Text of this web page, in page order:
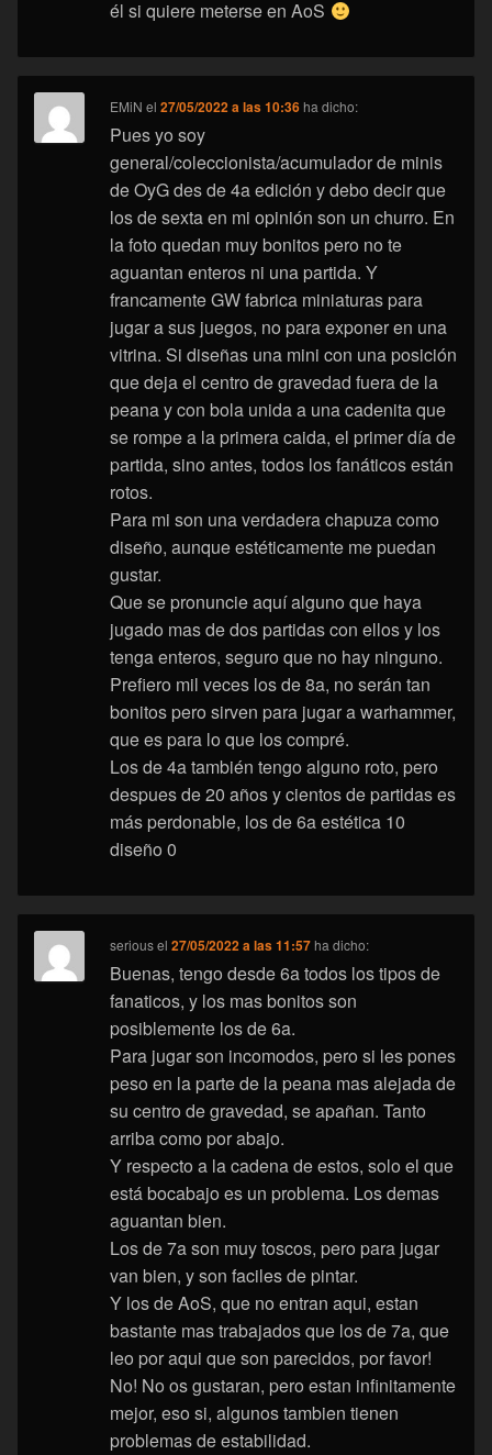
él si quiere meterse en AoS
EMiN el27/05/2022 a las 10:36 ha dicho:
Pues yo soy
general/coleccionista/acumulador de minis
de OyG des de 4a edición y debo decir que
los de sexta en mi opinión son un churro. En
la foto quedan muy bonitos pero no te
aguantan enteros ni una partida. Y
francamente GW fabrica miniaturas para
jugar a sus juegos, no para exponer en una
vitrina. Si diseñas una mini con una posición
que deja el centro de gravedad fuera de la
peana y con bola unida a una cadenita que
se rompe a la primera caida, el primer día de
partida, sino antes, todos los fanáticos están
rotos.
Para mi son una verdadera chapuza como
diseño, aunque estéticamente me puedan
gustar.
Que se pronuncie aquí alguno que haya
jugado mas de dos partidas con ellos y los
tenga enteros, seguro que no hay ninguno.
Prefiero mil veces los de 8a, no serán tan
bonitos pero sirven para jugar a warhammer,
que es para lo que los compré.
Los de 4a también tengo alguno roto, pero
despues de 20 años y cientos de partidas es
más perdonable, los de 6a estética 10
diseño 0
seriousel27/05/2022 a las 11:57 ha dicho:
Buenas, tengo desde 6a todos los tipos de
fanaticos, y los mas bonitos son
posiblemente los de 6a.
Para jugar son incomodos, pero si les pones
peso en la parte de la peana mas alejada de
su centro de gravedad, se apañan. Tanto
arriba como por abajo.
Y respecto a la cadena de estos, solo el que
está bocabajo es un problema. Los demas
aguantan bien.
Los de 7a son muy toscos, pero para jugar
van bien, y son faciles de pintar.
Y los de AoS, que no entran aqui, estan
bastante mas trabajados que los de 7a, que
leo por aqui que son parecidos, por favor!
No! No os gustaran, pero estan infinitamente
mejor, eso si, algunos tambien tienen
problemas de estabilidad.